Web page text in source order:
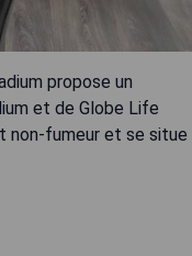
propose un
et de Globe Life
non-fumeur et se situe